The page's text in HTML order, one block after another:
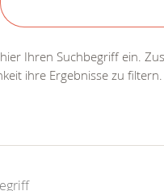
Ihren Suchbegriff ein.
ihre Ergebnisse zu filtern.